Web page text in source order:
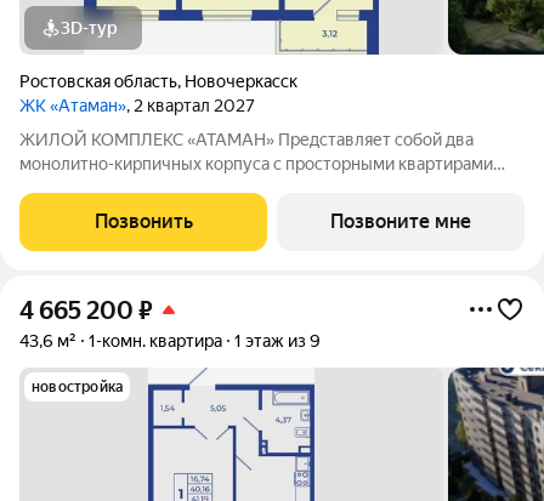
3D-тур
Ростовская область, Новочеркасск
ЖК «Атаман», 2 квартал 2027
ЖИЛОЙ КОМПЛЕКС «АТАМАН» Представляет собой два
монолитно-кирпичных корпуса с просторными квартирами
территории организовано озеленение, детские и спортивные
площадки с зонами для отдыха. Рядом
Позвонить Позвоните мне
4 665 200 ₽
43,6 м² 1-комн. квартира 1 этаж из 9
новостройка